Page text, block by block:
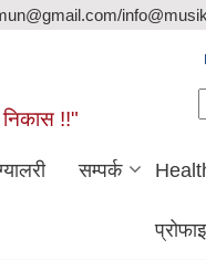
निकास !!"
सम्पर्क